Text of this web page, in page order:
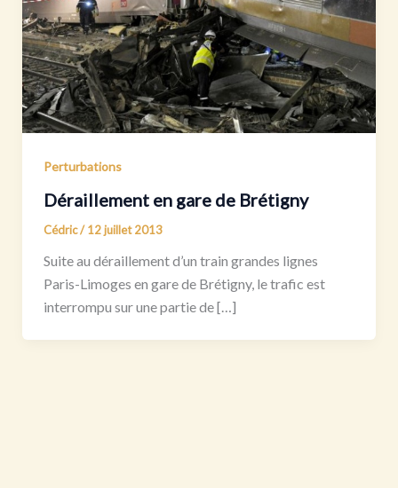
Perturbations
Déraillement en gare de Brétigny
Cédric/12 juillet 2013
Suite au déraillement d’un train grandes lignes
Paris-Limoges en gare de Brétigny, le trafic est
interrompu sur une partie de […]